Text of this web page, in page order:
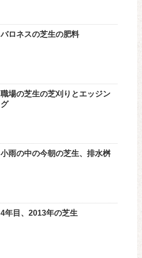
バロネスの芝生の肥料
職場の芝生の芝刈りとエッジン
グ
小雨の中の今朝の芝生、排水桝
4年目、2013年の芝生